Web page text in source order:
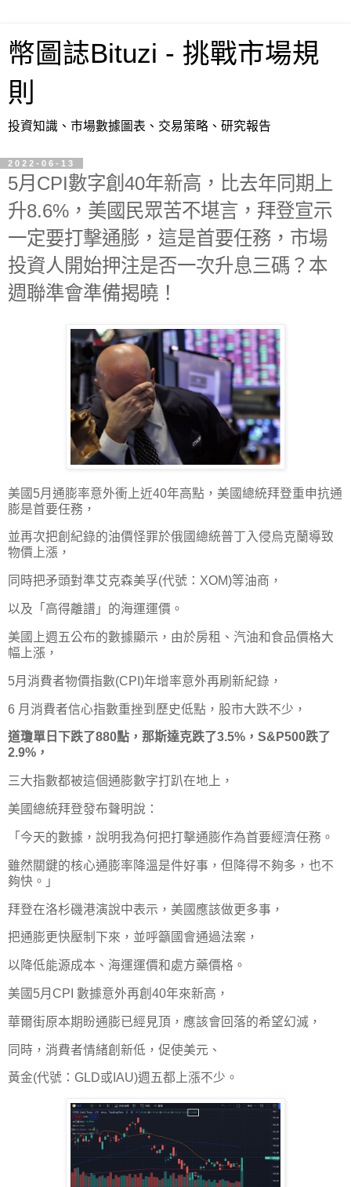
幣圖誌Bituzi - 挑戰市場規
則
投資知識、市場數據圖表、交易策略、研究報告
2022-06-13
5月CPI數字創40年新高，比去年同期上
升8.6%，美國民眾苦不堪言，拜登宣示
一定要打擊通膨，這是首要任務，市場
投資人開始押注是否一次升息三碼？本
週聯準會準備揭曉！
美國5月通膨率意外衝上近40年高點，美國總統拜登重申抗通
膨是首要任務，
並再次把創紀錄的油價怪罪於俄國總統普丁入侵烏克蘭導致
物價上漲，
同時把矛頭對準艾克森美孚(代號：XOM)等油商，
以及「高得離譜」的海運運價。
美國上週五公布的數據顯示，由於房租、汽油和食品價格大
幅上漲，
5月消費者物價指數(CPI)年增率意外再刷新紀錄，
6 月消費者信心指數重挫到歷史低點，股市大跌不少，
道瓊單日下跌了880點，那斯達克跌了3.5%，S&P500跌了
2.9%，
三大指數都被這個通膨數字打趴在地上，
美國總統拜登發布聲明說：
「今天的數據，說明我為何把打擊通膨作為首要經濟任務。
雖然關鍵的核心通膨率降溫是件好事，但降得不夠多，也不
夠快。」
拜登在洛杉磯港演說中表示，美國應該做更多事，
把通膨更快壓制下來，並呼籲國會通過法案，
以降低能源成本、海運運價和處方藥價格。
美國5月CPI 數據意外再創40年來新高，
華爾街原本期盼通膨已經見頂，應該會回落的希望幻滅，
同時，消費者情緒創新低，促使美元、
黃金(代號：GLD或IAU)週五都上漲不少。